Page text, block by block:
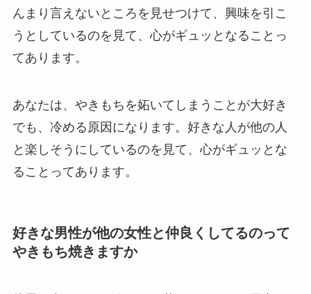
んまり言えないところを見せつけて、興味を引こ
うとしているのを見て、心がギュッとなることっ
てあります。
あなたは、やきもちを妬いてしまうことが大好き
でも、冷める原因になります。好きな人が他の人
と楽しそうにしているのを見て、心がギュッとな
ることってあります。
好きな男性が他の女性と仲良くしてるのって
やきもち焼きますか